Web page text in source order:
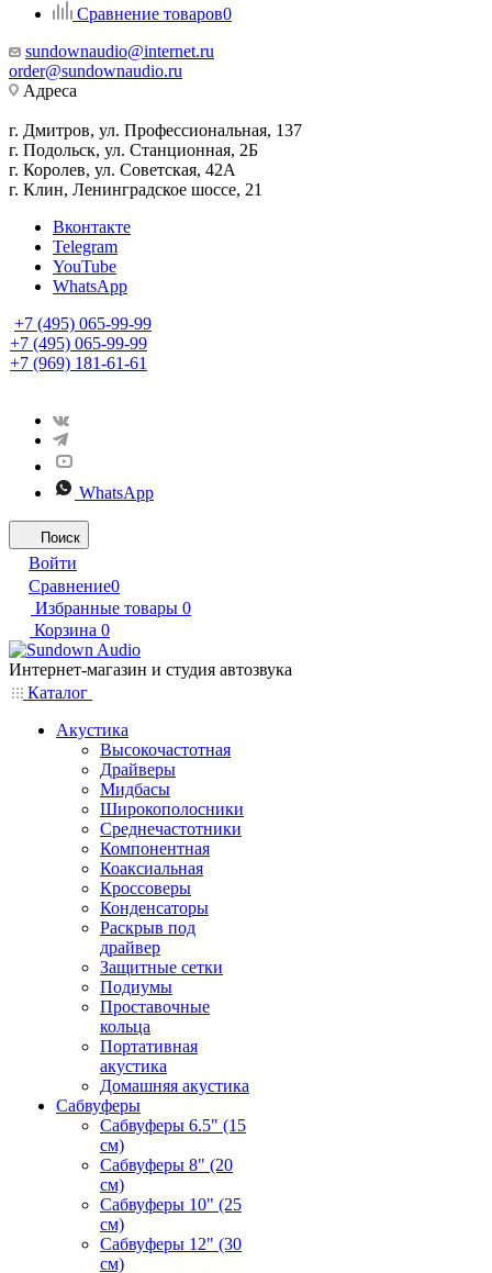
Сравнение товаров0
sundownaudio@internet.ru
order@sundownaudio.ru
Адреса
г. Дмитров, ул. Профессиональная, 137
г. Подольск, ул. Станционная, 2Б
г. Королев, ул. Советская, 42А
г. Клин, Ленинградское шоссе, 21
Вконтакте
Telegram
YouTube
WhatsApp
+7 (495) 065-99-99
+7 (495) 065-99-99
+7 (969) 181-61-61
WhatsApp
Поиск
Войти
Сравнение0
Избранные товары 0
Корзина 0
Интернет-магазин и студия автозвука
Каталог
Акустика
Высокочастотная
Драйверы
Мидбасы
Широкополосники
Среднечастотники
Компонентная
Коаксиальная
Кроссоверы
Конденсаторы
Раскрыв под
драйвер
Защитные сетки
Подиумы
Проставочные
кольца
Портативная
акустика
Домашняя акустика
Сабвуферы
Сабвуферы 6.5" (15
см)
Сабвуферы 8" (20
см)
Сабвуферы 10" (25
см)
Сабвуферы 12" (30
см)